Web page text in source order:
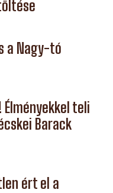
a Nagy-tó
teli
Barack
ért el a